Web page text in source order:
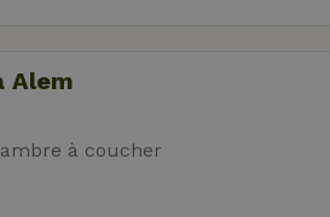
Alem
à coucher